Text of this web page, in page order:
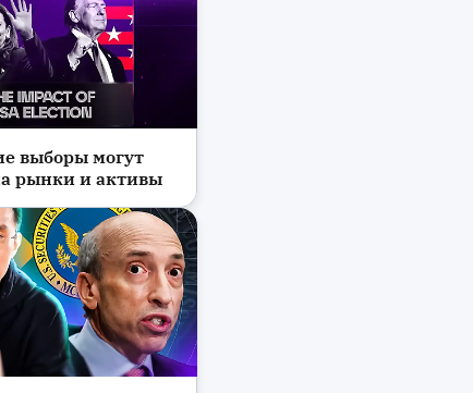
выборы могут
рынки и активы